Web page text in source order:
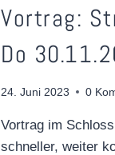
Vortrag:
Do
24. Juni 2023 0
Vortrag im
schneller, weiter